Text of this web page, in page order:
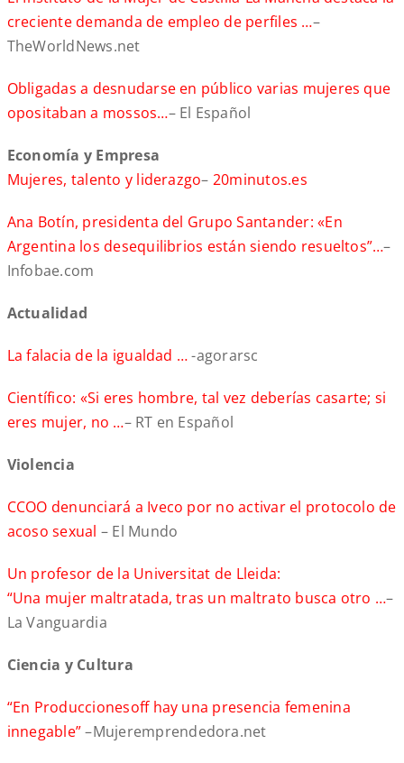
creciente demanda de empleo de perfiles …–
TheWorldNews.net
Obligadas a desnudarse en público varias mujeres que
opositaban a mossos…– El Español
Economía y Empresa
Mujeres, talento y liderazgo– 20minutos.es
Ana Botín, presidenta del Grupo Santander: «En
Argentina los desequilibrios están siendo resueltos”…–
Infobae.com
Actualidad
La falacia de la igualdad …-agorarsc
Científico: «Si eres hombre, tal vez deberías casarte; si
eres mujer, no …– RT en Español
Violencia
CCOO denunciará a Iveco por no activar el protocolo de
acoso sexual – El Mundo
Un profesor de la Universitat de Lleida:
“Una mujer maltratada, tras un maltrato busca otro …–
La Vanguardia
Ciencia y Cultura
“En Produccionesoff hay una presencia femenina
innegable”–Mujeremprendedora.net